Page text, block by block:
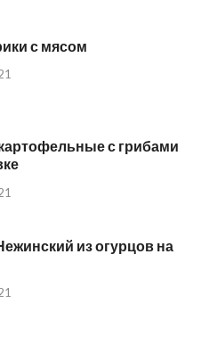
с мясом
с грибами
из огурцов на